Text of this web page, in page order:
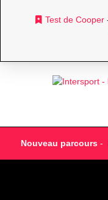
Test de Cooper
Nouveau parcours-